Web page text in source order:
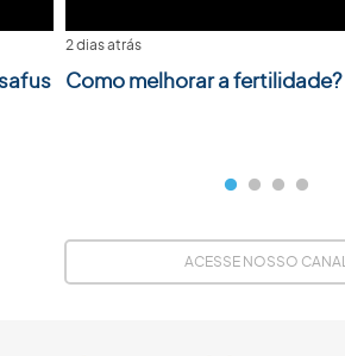
2 dias atrás
Como melhorar a fertilidade?
ACESSE NOSSO CANAL